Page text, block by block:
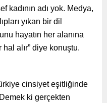
kadının adı yok. Medya,
yıkan bir dil
hayatın her alanına
alır” diye konuştu.
cinsiyet eşitliğinde
ki gerçekten